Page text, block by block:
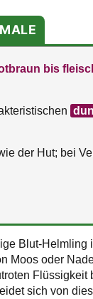
bis
der Hut; bei
Blut-Helmling
Moos oder
sich von